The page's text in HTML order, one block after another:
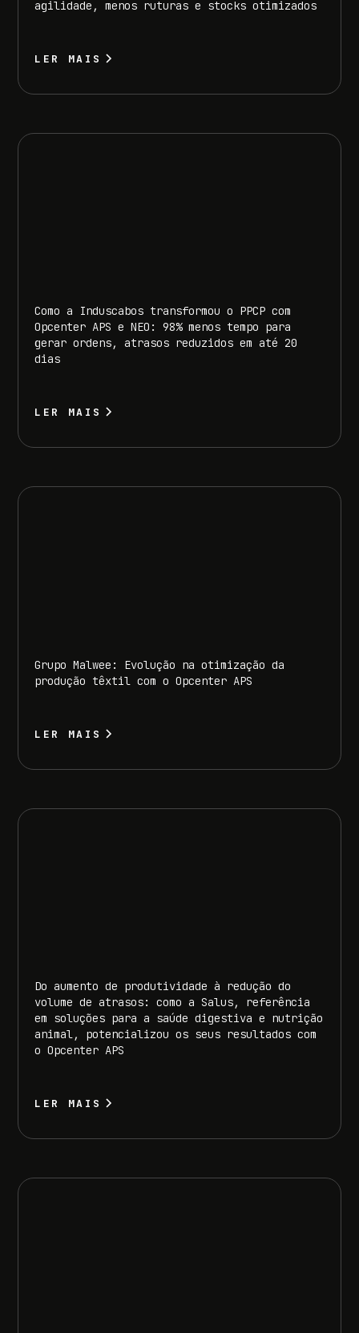
agilidade, menos ruturas e stocks otimizados
LER MAIS
Como a Induscabos transformou o PPCP com
Opcenter APS e NEO: 98% menos tempo para
gerar ordens, atrasos reduzidos em até 20
dias
LER MAIS
Grupo Malwee: Evolução na otimização da
produção têxtil com o Opcenter APS
LER MAIS
Do aumento de produtividade à redução do
volume de atrasos: como a Salus, referência
em soluções para a saúde digestiva e nutrição
animal, potencializou os seus resultados com
o Opcenter APS
LER MAIS